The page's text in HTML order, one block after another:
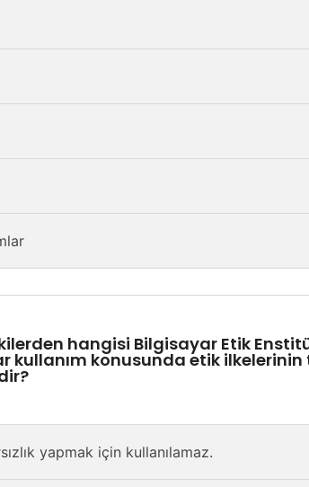
hangisi Bilgisayar Etik
kullanım konusunda etik
yapmak için kullanılamaz.